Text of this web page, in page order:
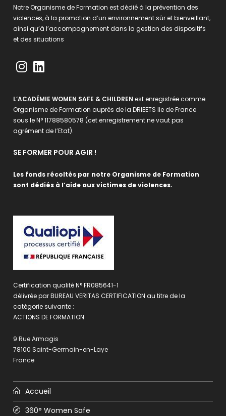
Notre Organisme de Formation est dédié à la prévention des
violences, à la promotion d’un environnement sûr et bienveillant,
ainsi qu’à l’accompagnement dans la gestion des dispositifs
et des situations
L’ACADÉMIE WOMEN SAFE & CHILDREN est enregistrée comme
Organisme de Formation auprès de la DRIEETS Ile de France
sous le N° 11788580578 (cet enregistrement ne vaut pas
agrément de l’Etat).
SE FORMER POUR AGIR !
Les fonds récoltés par notre Organisme de Formation
sont dédiés à l’aide aux victimes de violences.
Certification qualité N° FR085641-1
délivrée par BUREAU VERITAS CERTIFICATION au titre de la
catégorie suivante :
ACTIONS DE FORMATION.
9 Rue Armagis
78100 Saint-Germain-en-Laye
France
Accueil
360° Women Safe